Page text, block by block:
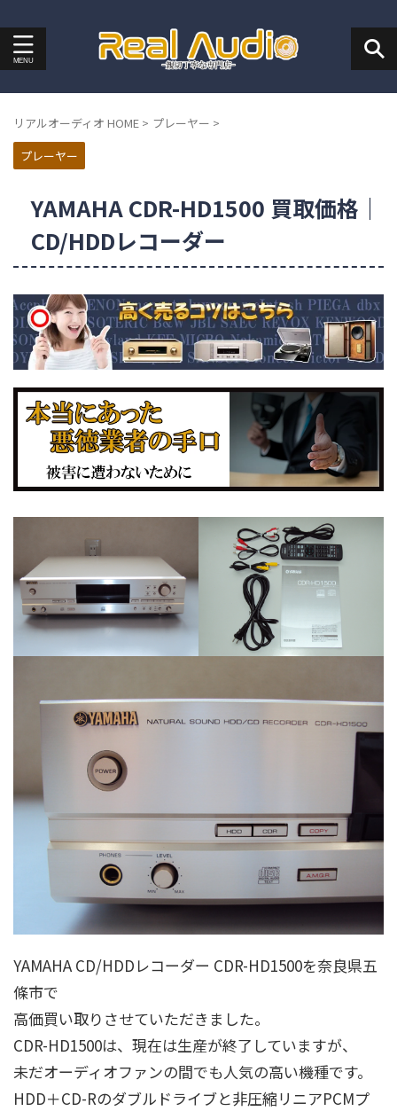
リアルオーディオ HOME > プレーヤー >
プレーヤー
YAMAHA CDR-HD1500 買取価格｜
CD/HDDレコーダー
YAMAHA CD/HDDレコーダー CDR-HD1500を奈良県五
條市で
高価買い取りさせていただきました。
CDR-HD1500は、現在は生産が終了していますが、
未だオーディオファンの間でも人気の高い機種です。
HDD＋CD-Rのダブルドライブと非圧縮リニアPCMプ